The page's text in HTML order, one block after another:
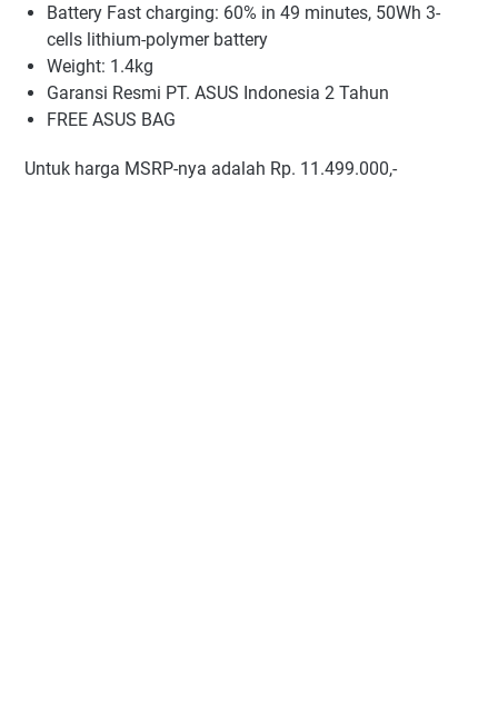
Battery Fast charging: 60% in 49 minutes, 50Wh 3-
cells lithium-polymer battery
Weight: 1.4kg
Garansi Resmi PT. ASUS Indonesia 2 Tahun
FREE ASUS BAG
Untuk harga MSRP-nya adalah Rp. 11.499.000,-